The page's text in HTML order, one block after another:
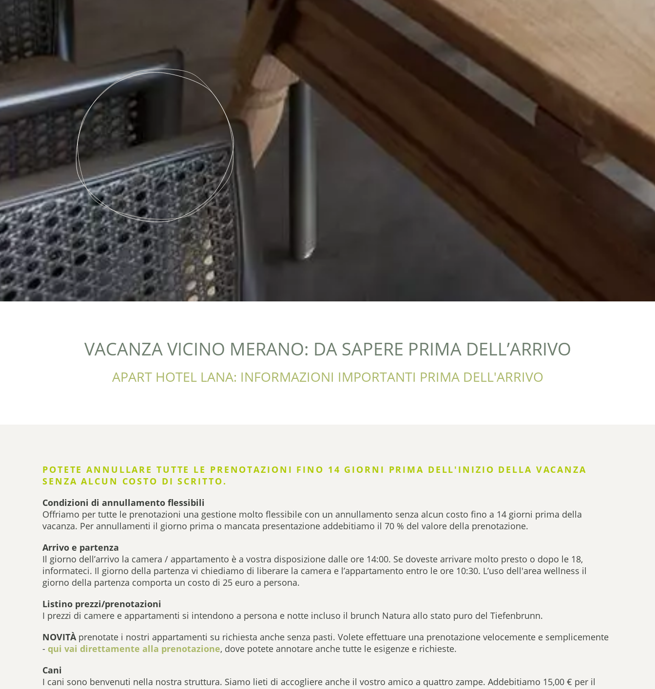
VACANZA VICINO MERANO: DA SAPERE PRIMA DELL’ARRIVO
APART HOTEL LANA: INFORMAZIONI IMPORTANTI PRIMA DELL'ARRIVO
POTETE ANNULLARE TUTTE LE PRENOTAZIONI FINO 14 GIORNI PRIMA DELL'INIZIO DELLA VACANZA
SENZA ALCUN COSTO DI SCRITTO.
Condizioni di annullamento flessibili
Offriamo per tutte le prenotazioni una gestione molto flessibile con un annullamento senza alcun costo fino a 14 giorni prima della
vacanza. Per annullamenti il giorno prima o mancata presentazione addebitiamo il 70 % del valore della prenotazione.
Arrivo e partenza
Il giorno dell’arrivo la camera / appartamento è a vostra disposizione dalle ore 14:00. Se doveste arrivare molto presto o dopo le 18,
informateci. Il giorno della partenza vi chiediamo di liberare la camera e l’appartamento entro le ore 10:30. L’uso dell'area wellness il
giorno della partenza comporta un costo di 25 euro a persona.
Listino prezzi/prenotazioni
I prezzi di camere e appartamenti si intendono a persona e notte incluso il brunch Natura allo stato puro del Tiefenbrunn.
NOVITÀ prenotate i nostri appartamenti su richiesta anche senza pasti. Volete effettuare una prenotazione velocemente e semplicemente
- qui vai direttamente alla prenotazione, dove potete annotare anche tutte le esigenze e richieste.
Cani
I cani sono benvenuti nella nostra struttura. Siamo lieti di accogliere anche il vostro amico a quattro zampe. Addebitiamo 15,00 € per il